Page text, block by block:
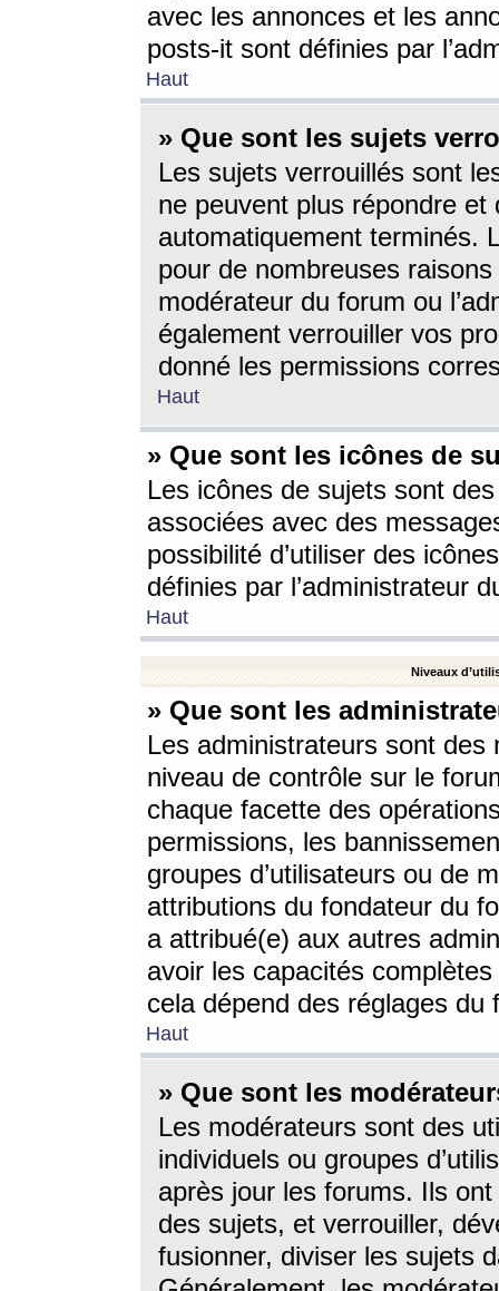
avec les annonces et les
posts-it sont définies par
Haut
» Que sont les sujets
Les sujets verrouillés sont
ne peuvent plus répondre
automatiquement terminés.
pour de nombreuses
modérateur du forum ou
également verrouiller vos
donné les permissions
Haut
» Que sont les icônes de
Les icônes de sujets sont
associées avec des
possibilité d’utiliser des
définies par l’administrateur
Haut
Niveaux
» Que sont les
Les administrateurs sont
niveau de contrôle sur le
chaque facette des
permissions, les
groupes d’utilisateurs ou de
attributions du fondateur du
a attribué(e) aux autres
avoir les capacités
cela dépend des réglages du
Haut
» Que sont les
Les modérateurs sont des
individuels ou groupes
après jour les forums. Ils ont
des sujets, et verrouiller,
fusionner, diviser les sujets